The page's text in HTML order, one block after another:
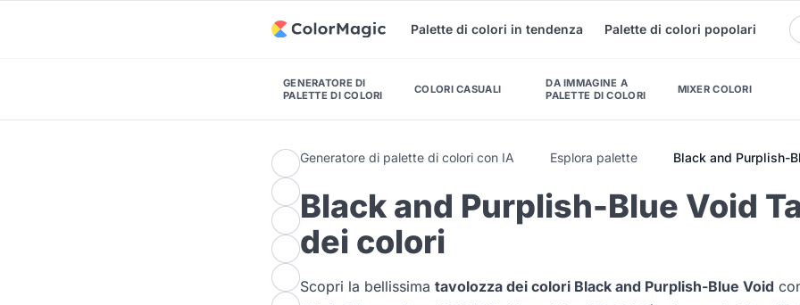
Palette di colori in tendenza Palette di colori popolari
GENERATORE DI
PALETTE DI COLORI
COLORI CASUALI
DA IMMAGINE A
PALETTE DI COLORI
MIXER COLORI
Generatore di palette di colori con IA Esplora palette Black and Purplish-
Black and Purplish-Blue Void
dei colori
Scopri la bellissima tavolozza dei colori Black and Purplish-Blue Void